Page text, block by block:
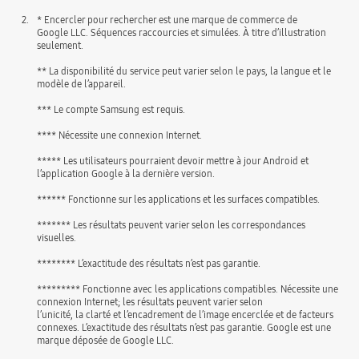
2.
* Encercler pour rechercher est une marque de commerce de
Google LLC. Séquences raccourcies et simulées. À titre d’illustration
seulement.
** La disponibilité du service peut varier selon le pays, la langue et le
modèle de l’appareil.
*** Le compte Samsung est requis.
**** Nécessite une connexion Internet.
***** Les utilisateurs pourraient devoir mettre à jour Android et
l’application Google à la dernière version.
****** Fonctionne sur les applications et les surfaces compatibles.
******* Les résultats peuvent varier selon les correspondances
visuelles.
******** L’exactitude des résultats n’est pas garantie.
********* Fonctionne avec les applications compatibles. Nécessite une
connexion Internet; les résultats peuvent varier selon
l’unicité, la clarté et l’encadrement de l’image encerclée et de facteurs
connexes. L’exactitude des résultats n’est pas garantie. Google est une
marque déposée de Google LLC.